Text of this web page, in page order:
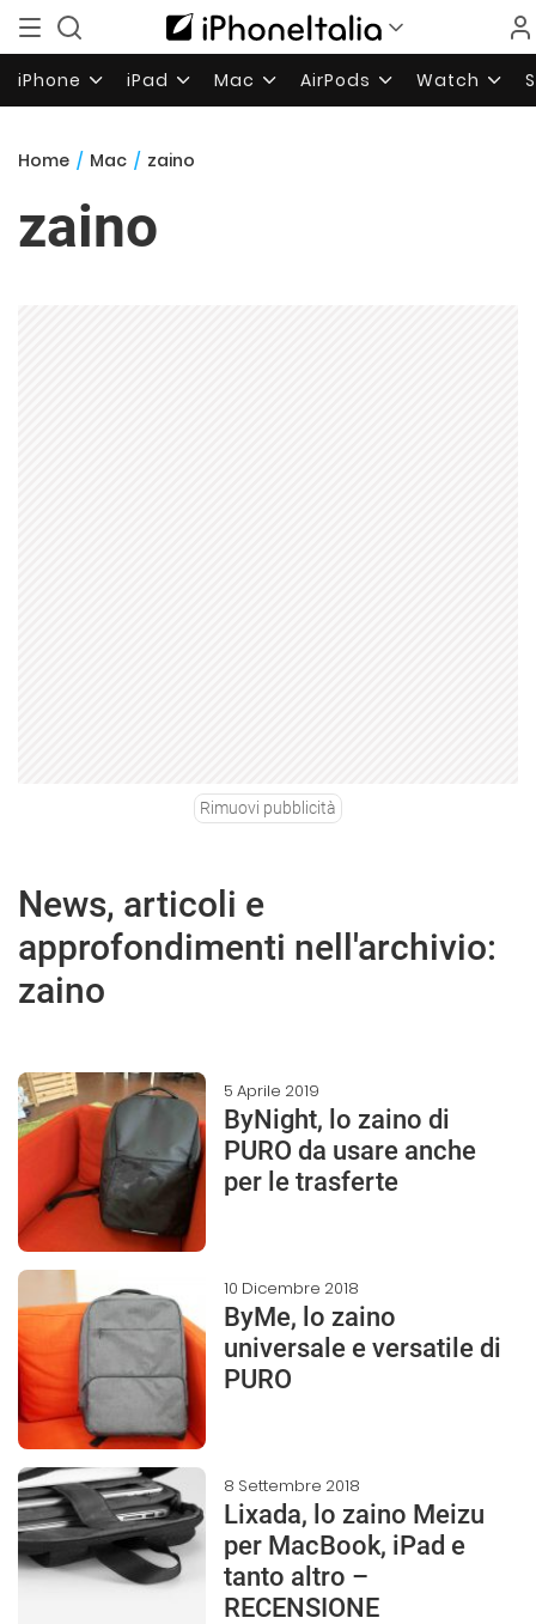
iPhone iPad Mac AirPods Watch
Home / Mac / zaino
zaino
Rimuovi pubblicità
News, articoli e
approfondimenti nell'archivio:
zaino
5 Aprile 2019
ByNight, lo zaino di
PURO da usare anche
per le trasferte
10 Dicembre 2018
ByMe, lo zaino
universale e versatile di
PURO
8 Settembre 2018
Lixada, lo zaino Meizu
per MacBook, iPad e
tanto altro –
RECENSIONE